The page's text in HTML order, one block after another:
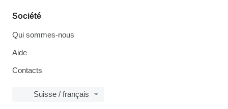
Société
Qui sommes-nous
Aide
Contacts
Suisse / français